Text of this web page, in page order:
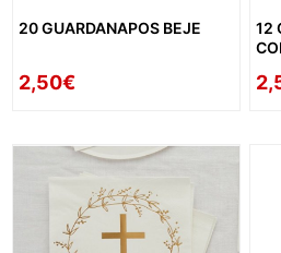
20 GUARDANAPOS BEJE
2,50€
12